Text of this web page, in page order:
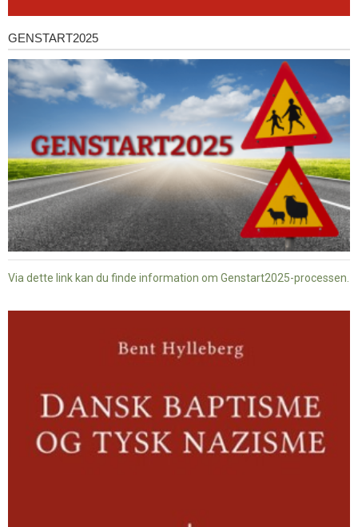
Genstart2025
GENSTART2025
Via dette link kan du finde information om Genstart2025-processen.